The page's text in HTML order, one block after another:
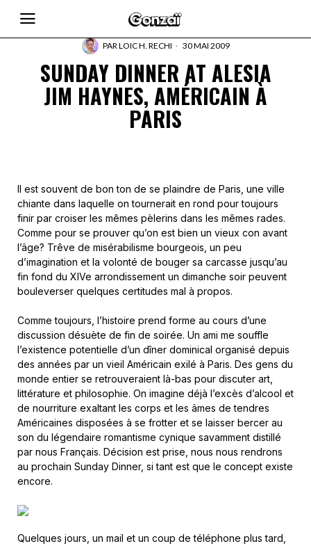
PARLOIC H. RECHI 30 MAI 2009
SUNDAY DINNER AT ALESIA
JIM HAYNES, AMÉRICAIN À
PARIS
Il est souvent de bon ton de se plaindre de Paris, une ville
chiante dans laquelle on tournerait en rond pour toujours
finir par croiser les mêmes pèlerins dans les mêmes rades.
Comme pour se prouver qu’on est bien un vieux con avant
l’âge? Trêve de misérabilisme bourgeois, un peu
d’imagination et la volonté de bouger sa carcasse jusqu’au
fin fond du XIVe arrondissement un dimanche soir peuvent
bouleverser quelques certitudes mal à propos.
Comme toujours, l’histoire prend forme au cours d’une
discussion désuète de fin de soirée. Un ami me souffle
l’existence potentielle d’un dîner dominical organisé depuis
des années par un vieil Américain exilé à Paris. Des gens du
monde entier se retrouveraient là-bas pour discuter art,
littérature et philosophie. On imagine déjà l’excès d’alcool et
de nourriture exaltant les corps et les âmes de tendres
Américaines disposées à se frotter et se laisser bercer au
son du légendaire romantisme cynique savamment distillé
par nous Français. Décision est prise, nous nous rendrons
au prochain Sunday Dinner, si tant est que le concept existe
encore.
Quelques jours, un mail et un coup de téléphone plus tard,